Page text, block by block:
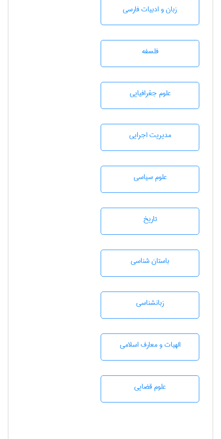
زبان و ادبيات فارسی
فلسفه
علوم جغرافيايی
مديريت اجرايی
علوم سياسی
تاريخ
باستان شناسی
زبانشناسی
الهیات و معارف اسلامی
علوم قضایی